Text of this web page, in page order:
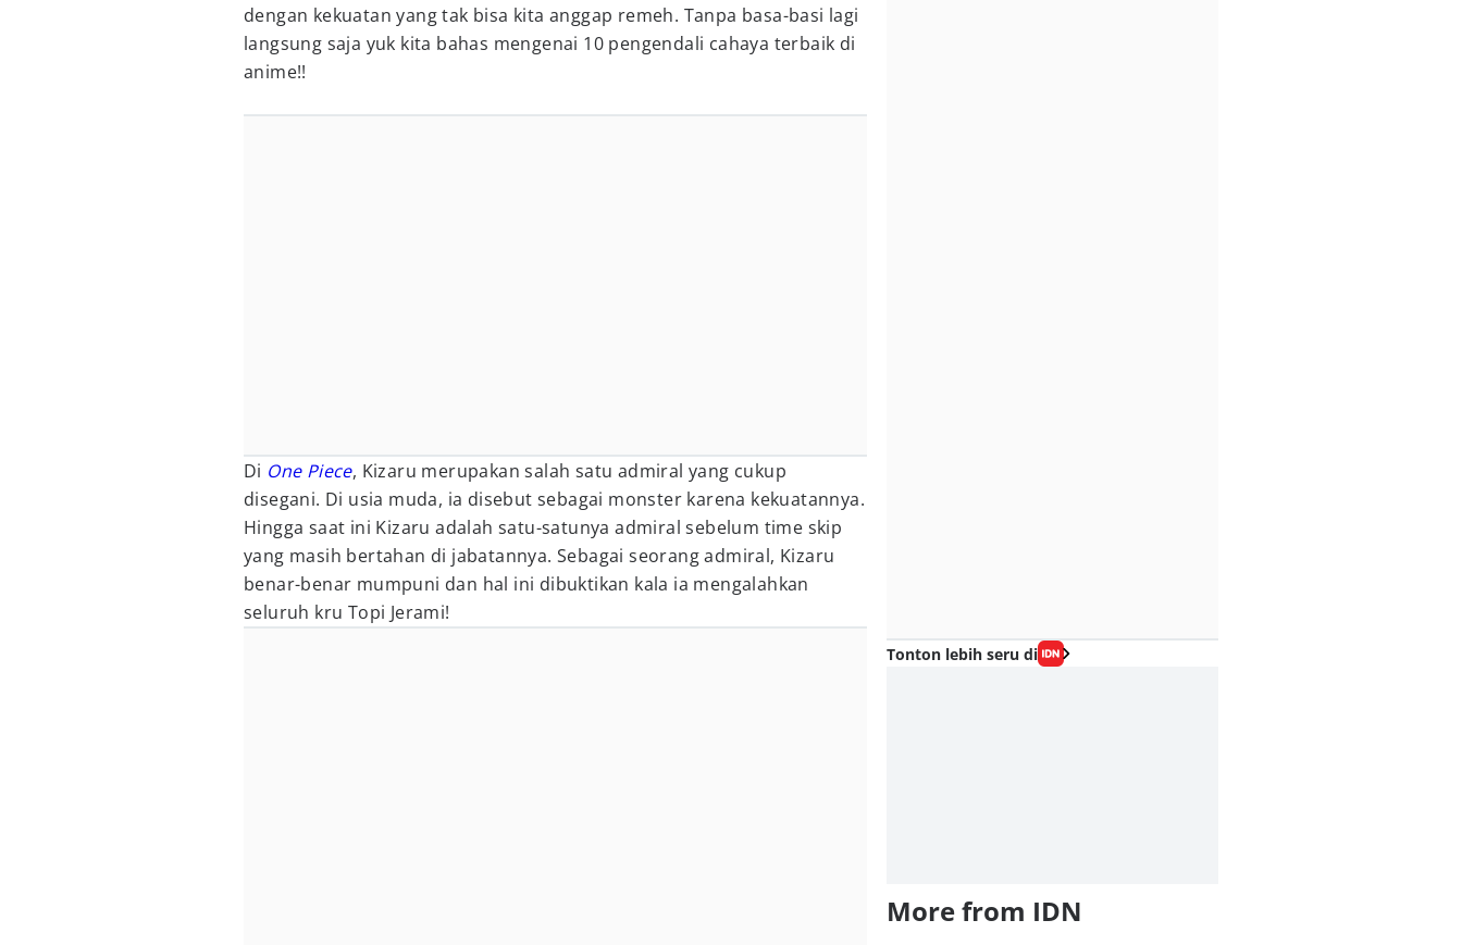
dengan kekuatan yang tak bisa kita anggap remeh. Tanpa basa-basi lagi
langsung saja yuk kita bahas mengenai 10 pengendali cahaya terbaik di
anime!!
Di One Piece, Kizaru merupakan salah satu admiral yang cukup
disegani. Di usia muda, ia disebut sebagai monster karena kekuatannya.
Hingga saat ini Kizaru adalah satu-satunya admiral sebelum time skip
yang masih bertahan di jabatannya. Sebagai seorang admiral, Kizaru
benar-benar mumpuni dan hal ini dibuktikan kala ia mengalahkan
seluruh kru Topi Jerami!
Tonton lebih seru di
More from IDN